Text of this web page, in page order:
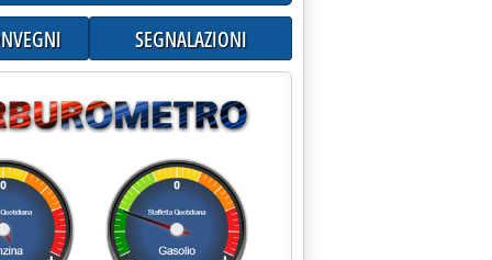
SEGNALAZIONI